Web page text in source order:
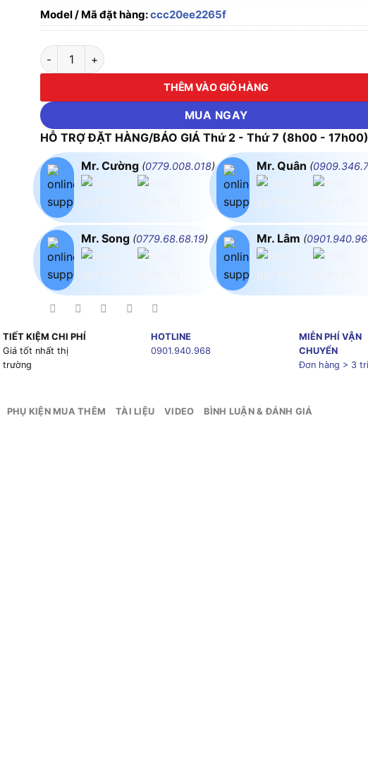
Model / Mã đặt hàng:ccc20ee2265f
ĐÈN THOÁT HIỂM DUHAL LSD CÔNG SUẤT 5W THỜI GIAN LƯU
THÊM VÀO GIỎ HÀNG
MUA NGAY
HỖ TRỢ ĐẶT HÀNG/BÁO GIÁ Thứ 2 - Thứ 7 (8h00 - 17h00)
Mr. Cường (0779.008.018)
Mr. Song (0779.68.68.19)
Mr. Quân (
Mr. Lâm (
TIẾT KIỆM CHI PHÍ
Giá tốt nhất thị
trường
HOTLINE
0901.940.968
MIỄN PHÍ VẬN
CHUYỂN
Đơn hàng > 3
PHỤ KIỆN MUA THÊM TÀI LIỆU VIDEO BÌNH LUẬN & ĐÁNH GIÁ